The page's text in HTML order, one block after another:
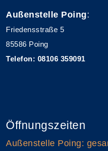
Außenstelle Poing:
Friedensstraße 5
85586 Poing
Telefon: 08106 359091
Öffnungszeiten
Außenstelle Poing: